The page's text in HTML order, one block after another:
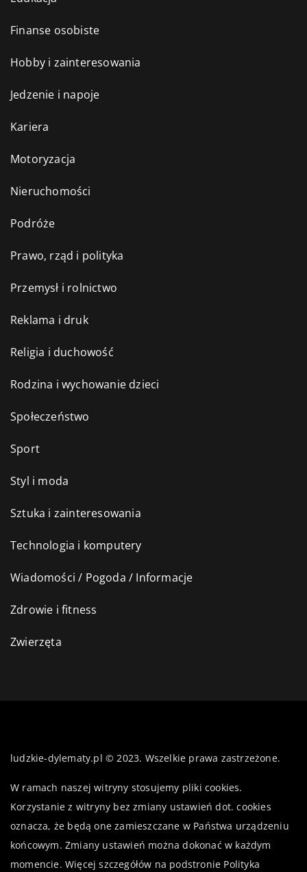
Finanse osobiste
Hobby i zainteresowania
Jedzenie i napoje
Kariera
Motoryzacja
Nieruchomości
Podróże
Prawo, rząd i polityka
Przemysł i rolnictwo
Reklama i druk
Religia i duchowość
Rodzina i wychowanie dzieci
Społeczeństwo
Sport
Styl i moda
Sztuka i zainteresowania
Technologia i komputery
Wiadomości / Pogoda / Informacje
Zdrowie i fitness
Zwierzęta
ludzkie-dylematy.pl © 2023. Wszelkie prawa zastrzeżone.
W ramach naszej witryny stosujemy pliki cookies.
Korzystanie z witryny bez zmiany ustawień dot. cookies
oznacza, że będą one zamieszczane w Państwa urządzeniu
końcowym. Zmiany ustawień można dokonać w każdym
momencie. Więcej szczegółów na podstronie Polityka